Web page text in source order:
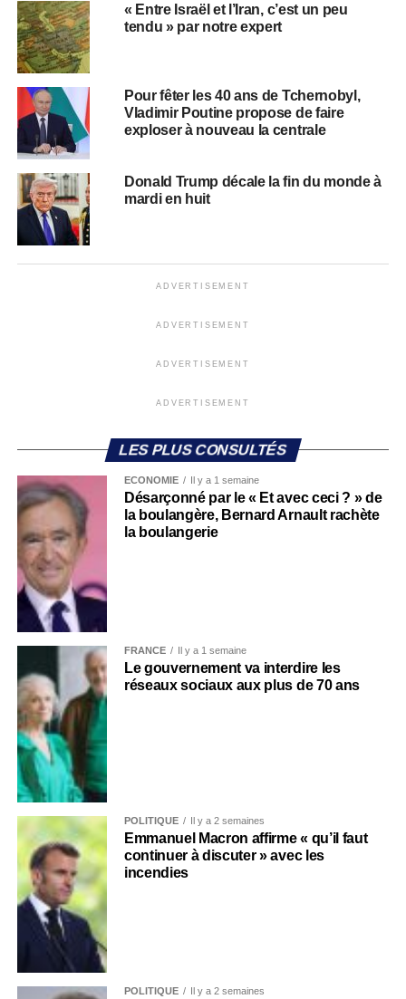
« Entre Israël et l’Iran, c’est un peu
tendu » par notre expert
Pour fêter les 40 ans de Tchernobyl,
Vladimir Poutine propose de faire
exploser à nouveau la centrale
Donald Trump décale la fin du monde à
mardi en huit
ADVERTISEMENT
ADVERTISEMENT
ADVERTISEMENT
ADVERTISEMENT
LES PLUS CONSULTÉS
ECONOMIE Il y a 1 semaine
Désarçonné par le « Et avec ceci ? » de
la boulangère, Bernard Arnault rachète
la boulangerie
FRANCE Il y a 1 semaine
Le gouvernement va interdire les
réseaux sociaux aux plus de 70 ans
POLITIQUE Il y a 2 semaines
Emmanuel Macron affirme « qu’il faut
continuer à discuter » avec les
incendies
POLITIQUE Il y a 2 semaines